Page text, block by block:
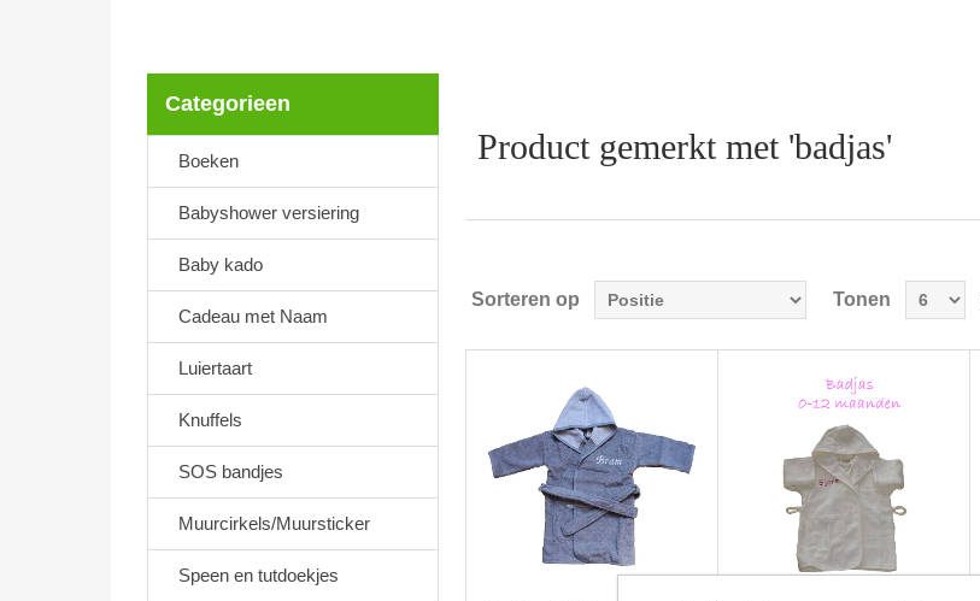
Categorieen
Boeken
Babyshower versiering
Baby kado
Cadeau met Naam
Luiertaart
Knuffels
SOS bandjes
Muurcirkels/Muursticker
Speen en tutdoekjes
Product gemerkt met 'badjas'
Sorteren op Tonen